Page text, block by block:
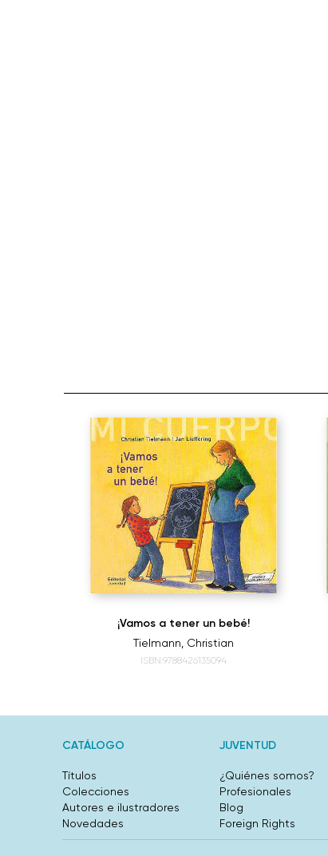
¡Vamos a tener un bebé!
Tielmann, Christian
ISBN:9788426135094
CATÁLOGO
Títulos
Colecciones
Autores e ilustradores
Novedades
JUVENTUD
¿Quiénes somos?
Profesionales
Blog
Foreign Rights